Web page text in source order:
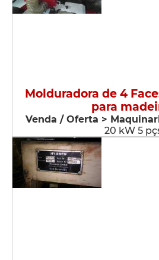
Molduradora de 4
para
Venda / Oferta >
20 kW 5